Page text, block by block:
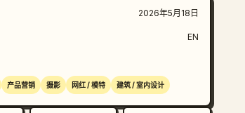
2026年5月18日
EN
产品营销 摄影 网红 / 模特 建筑 / 室内设计